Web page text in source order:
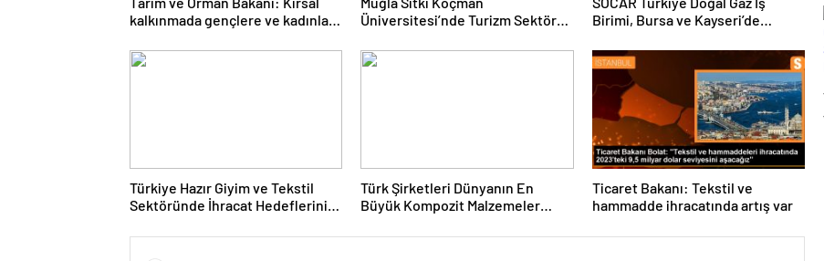
kalkınmada gençlere ve kadınlara
Üniversitesi’nde Turizm Sektörü
Birimi, Bursa ve Kayseri’de
Türkiye Hazır Giyim ve Tekstil
Sektöründe İhracat Hedeflerini
Türk Şirketleri Dünyanın En
Büyük Kompozit Malzemeler
Ticaret Bakanı: Tekstil ve
hammadde ihracatında artış var